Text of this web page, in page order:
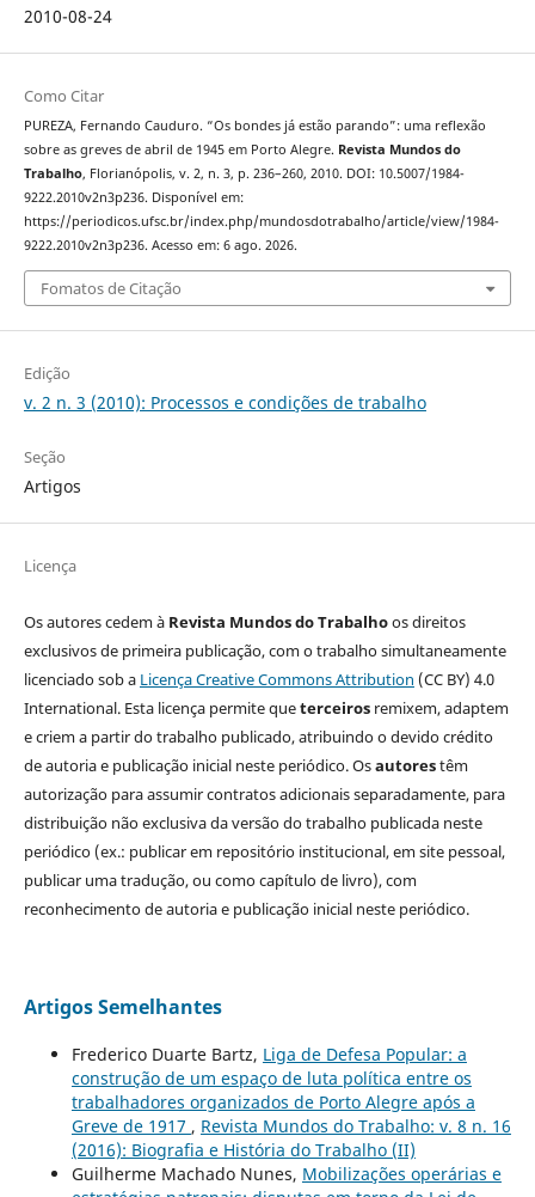
2010-08-24
Como Citar
PUREZA, Fernando Cauduro. “Os bondes já estão parando”: uma reflexão
sobre as greves de abril de 1945 em Porto Alegre. Revista Mundos do
Trabalho, Florianópolis, v. 2, n. 3, p. 236–260, 2010. DOI: 10.5007/1984-
9222.2010v2n3p236. Disponível em:
https://periodicos.ufsc.br/index.php/mundosdotrabalho/article/view/1984-
9222.2010v2n3p236. Acesso em: 6 ago. 2026.
Fomatos de Citação
Edição
v. 2 n. 3 (2010): Processos e condições de trabalho
Seção
Artigos
Licença
Os autores cedem à Revista Mundos do Trabalhoos direitos
exclusivos de primeira publicação, com o trabalho simultaneamente
licenciado sob a Licença Creative Commons Attribution (CC BY) 4.0
International. Esta licença permite queterceirosremixem, adaptem
e criem a partir do trabalho publicado, atribuindo o devido crédito
de autoria e publicação inicial neste periódico. Osautorestêm
autorização para assumir contratos adicionais separadamente, para
distribuição não exclusiva da versão do trabalho publicada neste
periódico (ex.: publicar em repositório institucional, em site pessoal,
publicar uma tradução, ou como capítulo de livro), com
reconhecimento de autoria e publicação inicial neste periódico.
Artigos Semelhantes
Frederico Duarte Bartz, Liga de Defesa Popular: a
construção de um espaço de luta política entre os
trabalhadores organizados de Porto Alegre após a
Greve de 1917 , Revista Mundos do Trabalho: v. 8 n. 16
(2016): Biografia e História do Trabalho (II)
Guilherme Machado Nunes, Mobilizações operárias e